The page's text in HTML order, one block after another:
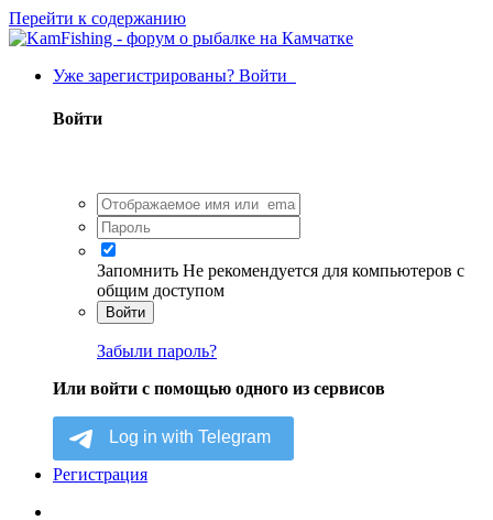
Перейти к содержанию
Уже зарегистрированы? Войти
Войти
Запомнить Не рекомендуется для компьютеров с
общим доступом
Войти
Забыли пароль?
Или войти с помощью одного из сервисов
Регистрация